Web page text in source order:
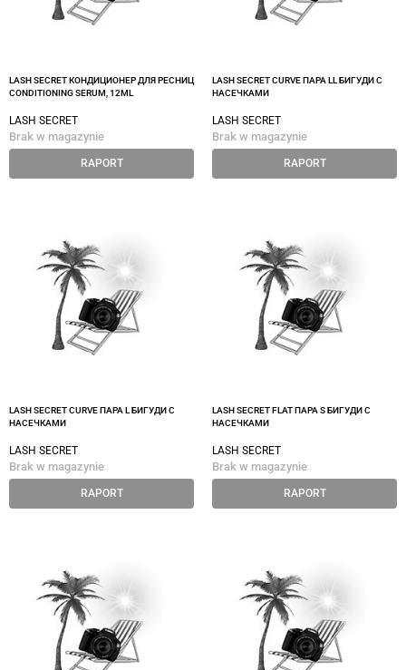
LASH SECRET КОНДИЦИОНЕР ДЛЯ РЕСНИЦ
CONDITIONING SERUM, 12ML
LASH SECRET
Brak w magazynie
RAPORT
LASH SECRET CURVE ПАРА LL БИГУДИ С
НАСЕЧКАМИ
LASH SECRET
Brak w magazynie
RAPORT
LASH SECRET CURVE ПАРА L БИГУДИ С
НАСЕЧКАМИ
LASH SECRET
Brak w magazynie
RAPORT
LASH SECRET FLAT ПАРА S БИГУДИ С
НАСЕЧКАМИ
LASH SECRET
Brak w magazynie
RAPORT